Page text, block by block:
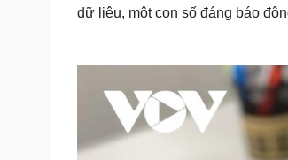
dữ liệu, một con số đáng báo